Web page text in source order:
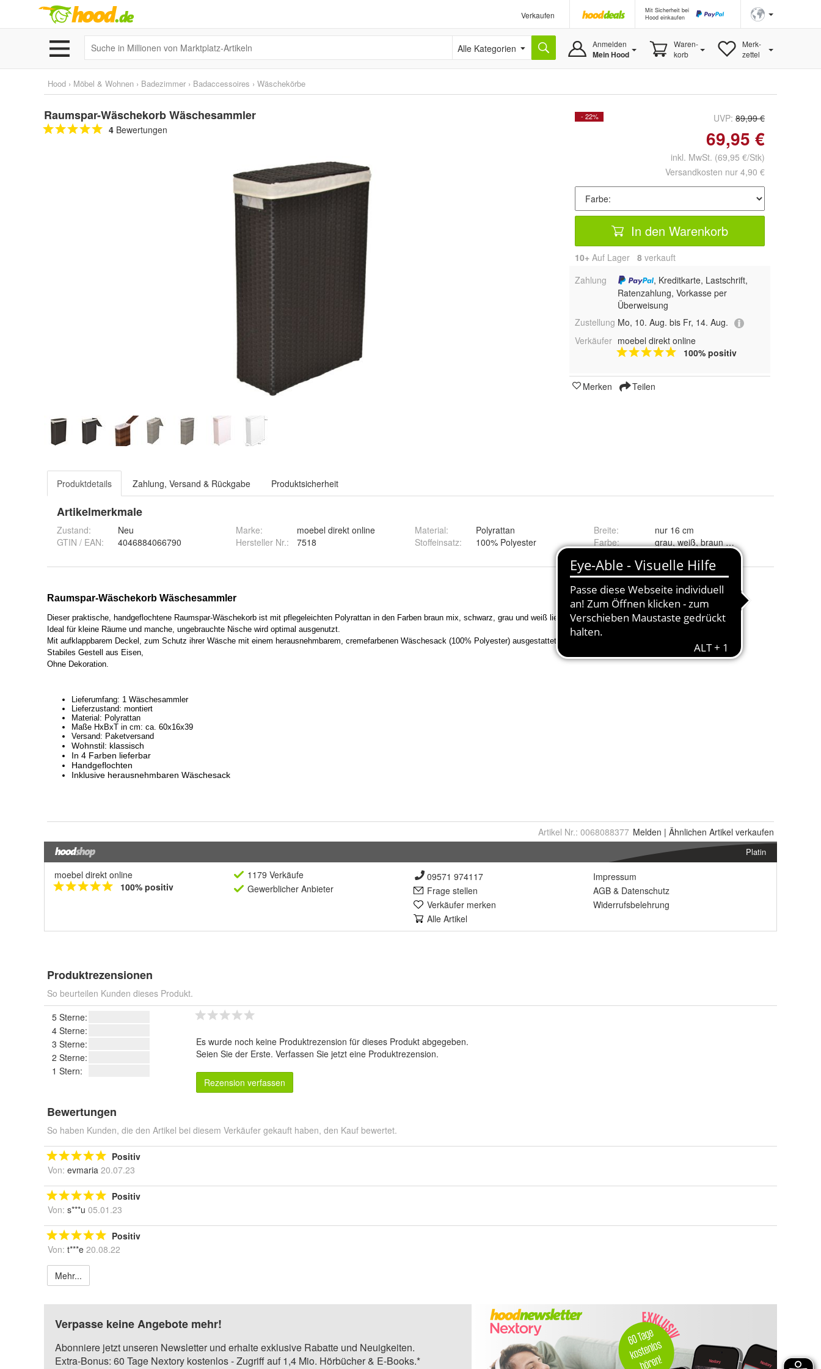
Verkaufen
Mit Sicherheit bei
Hood einkaufen
Alle Kategorien Anmelden
Mein Hood
Waren-
korb
Merk-
zettel
Hood › Möbel & Wohnen › Badezimmer › Badaccessoires › Wäschekörbe
Raumspar-Wäschekorb Wäschesammler
4 Bewertungen
- 22% UVP: 89,99 €
69,95 €
inkl. MwSt. (69,95 €/Stk)
Versandkosten nur 4,90 €
In den Warenkorb
10+ Auf Lager 8 verkauft
Zahlung
, Kreditkarte, Lastschrift,
Ratenzahlung, Vorkasse per
Überweisung
Zustellung Mo, 10. Aug. bis Fr, 14. Aug.
Verkäufer moebel direkt online
100% positiv
Merken Teilen
Produktdetails Zahlung, Versand & Rückgabe Produktsicherheit
Artikelmerkmale
Zustand:
Neu
GTIN / EAN:
4046884066790
Marke:
moebel direkt online
Hersteller Nr.:
7518
Material:
Polyrattan
Stoffeinsatz: 100% Polyester
Breite:
nur 16 cm
Farbe:
Artikel Nr.: 0068088377 Melden | Ähnlichen Artikel verkaufen
Platin
moebel direkt online
100% positiv
1179 Verkäufe
Gewerblicher Anbieter
09571 974117
Frage stellen
Verkäufer merken
Alle Artikel
Impressum
AGB & Datenschutz
Widerrufsbelehrung
Produktrezensionen
So beurteilen Kunden dieses Produkt.
5 Sterne:
4 Sterne:
3 Sterne:
2 Sterne:
1 Stern:
Es wurde noch keine Produktrezension für dieses Produkt abgegeben.
Seien Sie der Erste. Verfassen Sie jetzt eine Produktrezension.
Rezension verfassen
Bewertungen
So haben Kunden, die den Artikel bei diesem Verkäufer gekauft haben, den Kauf bewertet.
Positiv
Von: evmaria 20.07.23
Positiv
Von: s***u 05.01.23
Positiv
Von: t***e 20.08.22
Mehr...
Verpasse keine Angebote mehr!
Abonniere jetzt unseren Newsletter und erhalte exklusive Rabatte und Neuigkeiten.
Extra-Bonus: 60 Tage Nextory kostenlos - Zugriff auf 1,4 Mio. Hörbücher & E-Books.*